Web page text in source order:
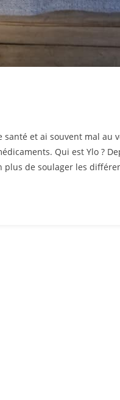
santé et ai souvent mal au
Qui est Ylo ?
de soulager les